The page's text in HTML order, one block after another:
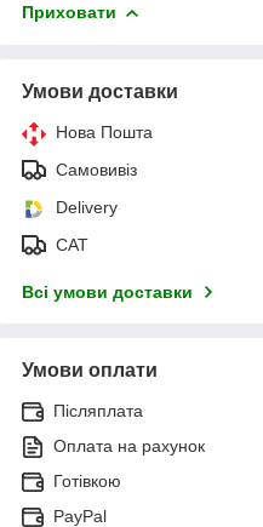
Приховати
Умови доставки
Нова Пошта
Самовивіз
Delivery
САТ
Всі умови доставки
Умови оплати
Післяплата
Оплата на рахунок
Готівкою
PayPal